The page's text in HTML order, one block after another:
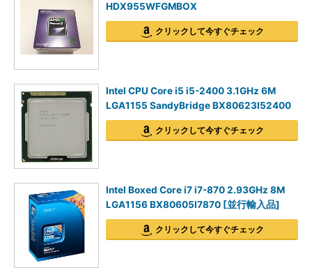
HDX955WFGMBOX
クリックして今すぐチェック
Intel CPU Core i5 i5-2400 3.1GHz 6M
LGA1155 SandyBridge BX80623I52400
クリックして今すぐチェック
Intel Boxed Core i7 i7-870 2.93GHz 8M
LGA1156 BX80605I7870 [並行輸入品]
クリックして今すぐチェック